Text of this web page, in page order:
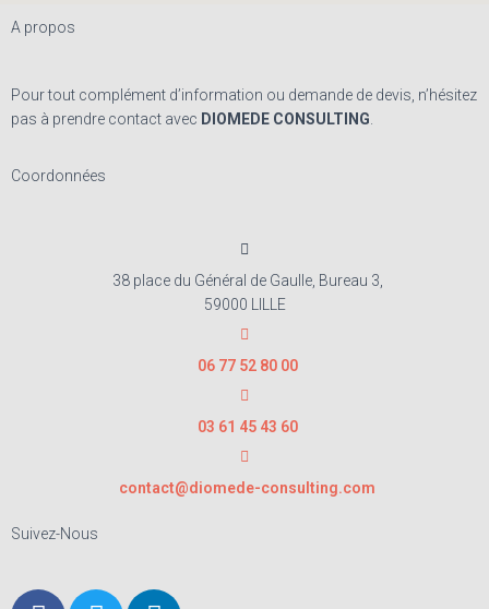
A propos
Pour tout complément d’information ou demande de devis, n’hésitez
pas à prendre contact avec DIOMEDE CONSULTING
Coordonnées
38 place du Général de Gaulle, Bureau 3,
59000 LILLE
06 77 52 80 00
03 61 45 43 60
contact@diomede-consulting.com
Suivez-Nous